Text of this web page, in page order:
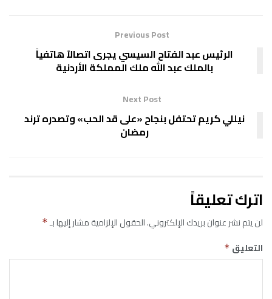
Previous Post
الرئيس عبد الفتاح السيسي يجرى اتصالاً هاتفياً
بالملك عبد الله ملك المملكة الأردنية
Next Post
نيللي كريم تحتفل بنجاح «على قد الحب» وتصدره ترند
رمضان
اترك تعليقاً
لن يتم نشر عنوان بريدك الإلكتروني.الحقول الإلزامية مشار إليها بـ*
التعليق *